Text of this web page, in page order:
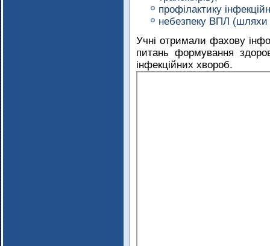
профілактику
небезпеку ВПЛ (шляхи
Учні отримали фахову
питань формування
інфекційних хвороб.